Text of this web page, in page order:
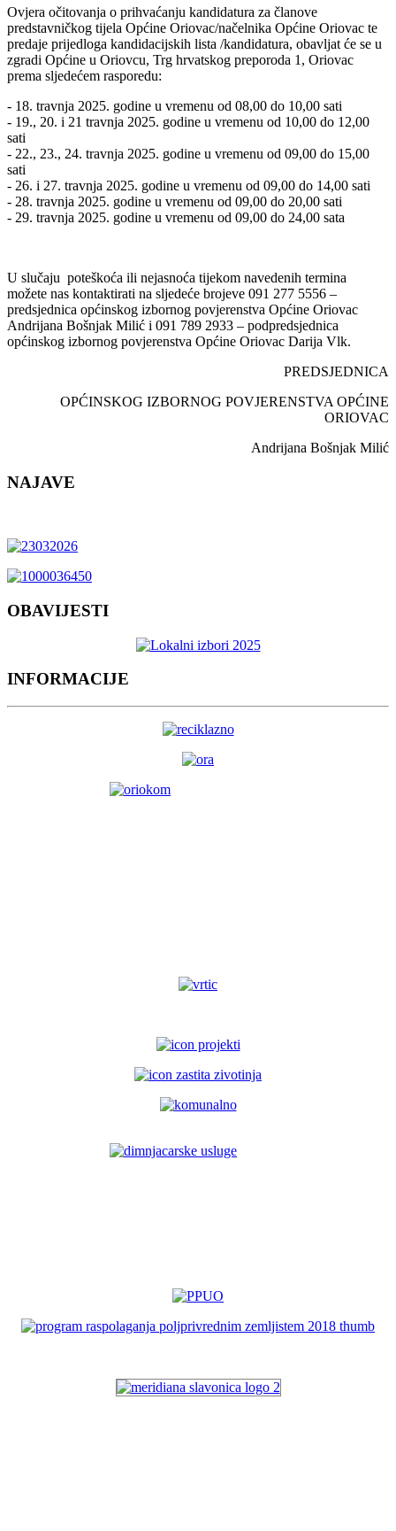
Ovjera očitovanja o prihvaćanju kandidatura za članove
predstavničkog tijela Općine Oriovac/načelnika Općine Oriovac te
predaje prijedloga kandidacijskih lista /kandidatura, obavljat će se u
zgradi Općine u Oriovcu, Trg hrvatskog preporoda 1, Oriovac
prema sljedećem rasporedu:
- 18. travnja 2025. godine u vremenu od 08,00 do 10,00 sati
- 19., 20. i 21 travnja 2025. godine u vremenu od 10,00 do 12,00
sati
- 22., 23., 24. travnja 2025. godine u vremenu od 09,00 do 15,00
sati
- 26. i 27. travnja 2025. godine u vremenu od 09,00 do 14,00 sati
- 28. travnja 2025. godine u vremenu od 09,00 do 20,00 sati
- 29. travnja 2025. godine u vremenu od 09,00 do 24,00 sata
U slučaju poteškoća ili nejasnoća tijekom navedenih termina
možete nas kontaktirati na sljedeće brojeve 091 277 5556 –
predsjednica općinskog izbornog povjerenstva Općine Oriovac
Andrijana Bošnjak Milić i 091 789 2933 – podpredsjednica
općinskog izbornog povjerenstva Općine Oriovac Darija Vlk.
PREDSJEDNICA
OPĆINSKOG IZBORNOG POVJERENSTVA OPĆINE
ORIOVAC
Andrijana Bošnjak Milić
NAJAVE
OBAVIJESTI
INFORMACIJE